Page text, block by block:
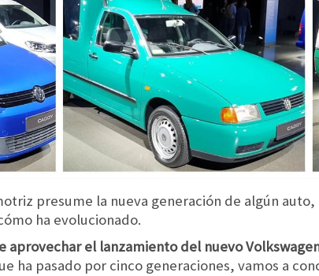
presume la nueva generación de algún
ha evolucionado.
aprovechar el lanzamiento del nuevo
ha pasado por cinco generaciones, vamos a